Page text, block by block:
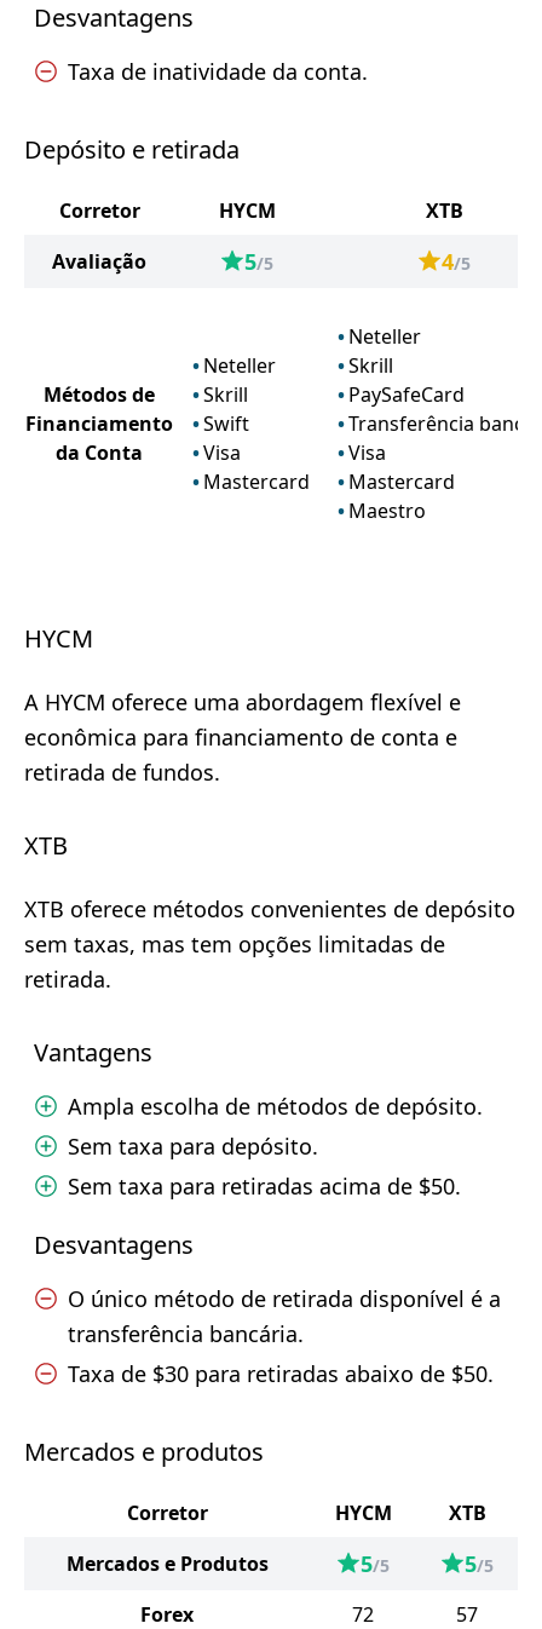
Desvantagens
Taxa de inatividade da conta.
Depósito e retirada
Corretor HYCM
XTB
Avaliação
5/5 4/5
Métodos de
Financiamento
da Conta
Neteller
Skrill
Swift
Visa
Mastercard
Neteller
Skrill
PaySafeCard
Transferência
Visa
Mastercard
Maestro
HYCM
A HYCM oferece uma abordagem flexível e
econômica para financiamento de conta e
retirada de fundos.
XTB
XTB oferece métodos convenientes de depósito
sem taxas, mas tem opções limitadas de
retirada.
Vantagens
Ampla escolha de métodos de depósito.
Sem taxa para depósito.
Sem taxa para retiradas acima de $50.
Desvantagens
O único método de retirada disponível é a
transferência bancária.
Taxa de $30 para retiradas abaixo de $50.
Mercados e produtos
Corretor HYCM
XTB
Mercados e Produtos
5/5 5/5
Forex 72
57